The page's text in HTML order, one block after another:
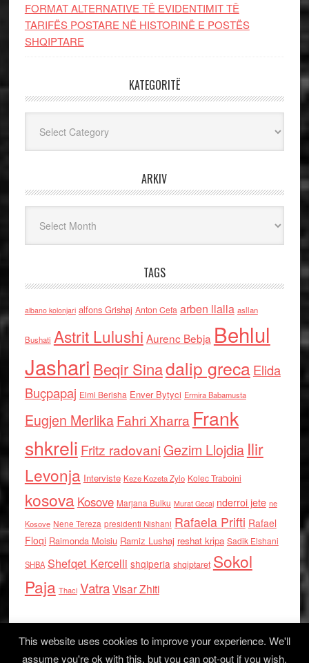
FORMAT ALTERNATIVE TË EVIDENTIMIT TË
TARIFËS POSTARE NË HISTORINË E POSTËS
SHQIPTARE
KATEGORITË
ARKIV
TAGS
albano kolonjari alfons Grishaj Anton Cefa arben llalla asllan
Bushati Astrit Lulushi Aurenc Bebja Behlul
Jashari Beqir Sinadalip grecaElida
Buçpapaj Elmi Berisha Enver Bytyci Ermira Babamusta
Eugjen MerlikaFahri Xharra Frank
shkreli Fritz radovaniGezim Llojdia Ilir
Levonja Interviste Keze Kozeta Zylo Kolec Traboini
kosova Kosove Marjana Bulku Murat Gecaj nderroi jete ne
Kosove Nene Tereza presidenti Nishani Rafaela Prifti Rafael
Floqi Raimonda Moisiu Ramiz Lushaj reshat kripa Sadik Elshani
SHBA Shefqet Kercelli shqiperia shqiptaret Sokol
Paja Thaci VatraVisar Zhiti
This website uses cookies to improve your experience. We'll
assume you're ok with this, but you can opt-out if you wish.